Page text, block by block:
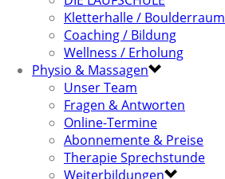
Kletterhalle / Boulderraum
Coaching / Bildung
Wellness / Erholung
Physio & Massagen
Unser Team
Fragen & Antworten
Online-Termine
Abonnemente & Preise
Therapie Sprechstunde
Weiterbildungen